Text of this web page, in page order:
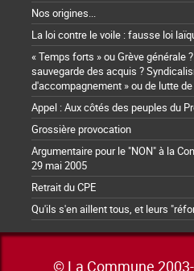
Nos origines...
La loi contre le voile : fausse loi
« Temps forts » ou Grève générale
sauvegarde des acquis ?
d'accompagnement » ou de lutte
Appel : Aux côtés des peuples du
Grossière provocation
Argumentaire pour le "NON" à la
29 mai 2005
Retrait du CPE
Qu'ils s'en aillent tous, et leurs
© La Commune